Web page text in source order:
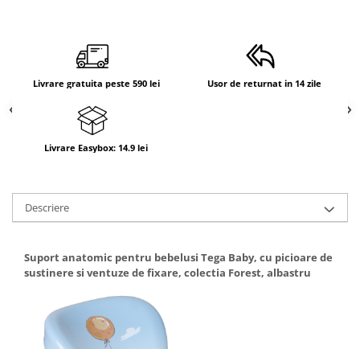
Livrare gratuita peste 590 lei Usor de returnat in 14 zile
Livrare Easybox: 14.9 lei
Descriere
Suport anatomic pentru bebelusi Tega Baby, cu picioare de
sustinere si ventuze de fixare, colectia Forest, albastru